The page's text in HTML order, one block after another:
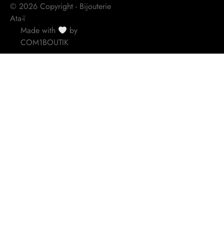
© 2026 Copyright - Bijouterie
Ata-ï
Made with
by
COM1BOUTIK